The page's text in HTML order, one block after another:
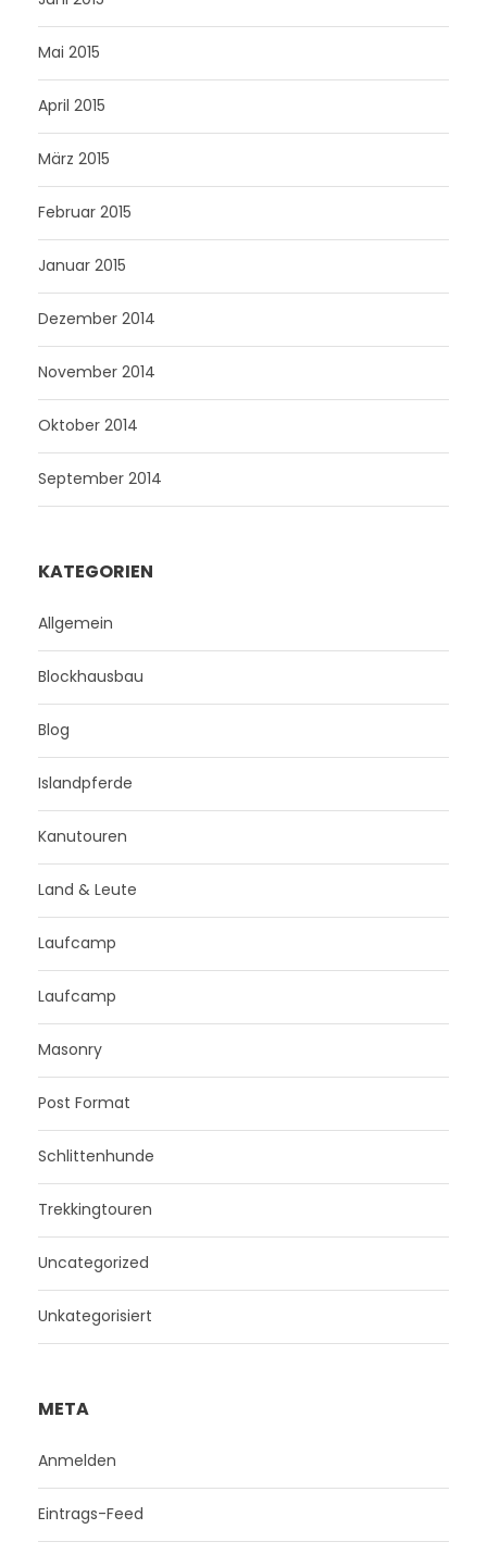
Mai 2015
April 2015
März 2015
Februar 2015
Januar 2015
Dezember 2014
November 2014
Oktober 2014
September 2014
KATEGORIEN
Allgemein
Blockhausbau
Blog
Islandpferde
Kanutouren
Land & Leute
Laufcamp
Laufcamp
Masonry
Post Format
Schlittenhunde
Trekkingtouren
Uncategorized
Unkategorisiert
META
Anmelden
Eintrags-Feed